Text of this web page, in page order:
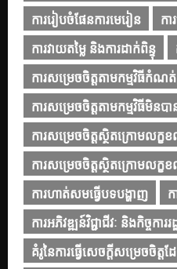
ការរៀបចំផែនការមេរៀន
ក
ការវាយតម្លៃ និងការដាក់ពិន្ទុ
ការសម្រេចចិត្តតាមកម្មវិធីកំ
ការសម្រេចចិត្តតាមកម្មវិធីមិ
ការសម្រេចចិត្តស្ថិតក្រោមលក្ខខ
ការសម្រេចចិត្តស្ថិតក្រោមលក្
ការហាត់សមធ្វើបទបង្ហាញ
ការអភិវឌ្ឍន៍វិជ្ជាជីវៈ និងកិច្ចការ
គំរូនៃការធ្វើសេចក្ដីសម្រេចចិត្ត